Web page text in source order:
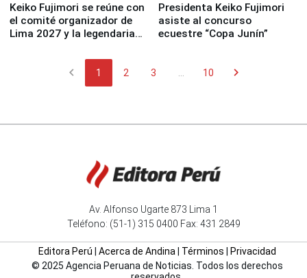
Keiko Fujimori se reúne con
el comité organizador de
Lima 2027 y la legendaria
Presidenta Keiko Fujimori
asiste al concurso
ecuestre “Copa Junín”
chevron_left 1 2 3 10 chevron_right
Av. Alfonso Ugarte 873 Lima 1
Teléfono: (51-1) 315 0400 Fax: 431 2849
Editora Perú Acerca de Andina| Términos
Privacidad
© 2025 Agencia Peruana de Noticias. Todos los derechos